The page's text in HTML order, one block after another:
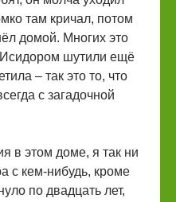
там кричал, потом
домой. Многих это
Исидором шутили ещё
– так это то, что
с загадочной
в этом доме, я так ни
с кем-нибудь, кроме
по двадцать лет,